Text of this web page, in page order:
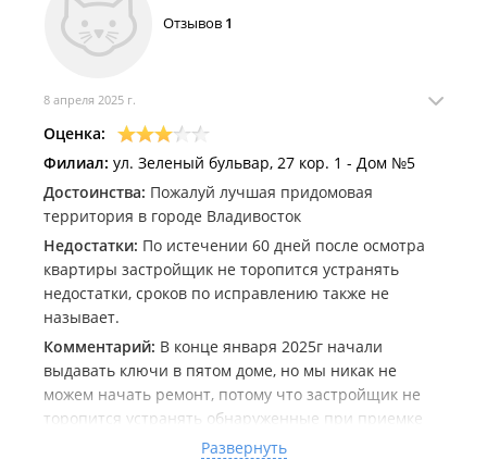
Отзывов 1
8 апреля 2025 г.
Оценка:
Филиал: ул. Зеленый бульвар, 27 кор. 1 - Дом №5
Достоинства: Пожалуй лучшая придомовая
территория в городе Владивосток
Недостатки: По истечении 60 дней после осмотра
квартиры застройщик не торопится устранять
недостатки, сроков по исправлению также не
называет.
Комментарий: В конце января 2025г начали
выдавать ключи в пятом доме, но мы никак не
можем начать ремонт, потому что застройщик не
торопится устранять обнаруженные при приемке
недостатки, 60 дней, положенные по закону,
прошли, а работы выполнены далеко не все и сроки
Развернуть